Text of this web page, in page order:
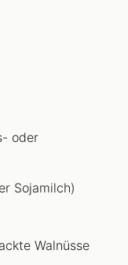
oder
Sojamilch)
Walnüsse